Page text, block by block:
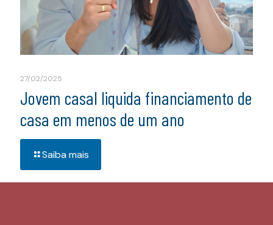
27/02/2025
Jovem casal liquida financiamento de
casa em menos de um ano
Saiba mais